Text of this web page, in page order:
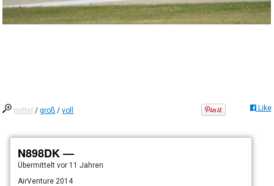
mittel /groß /voll Like
N898DK —
Übermitteltvor 11 Jahren
AirVenture 2014